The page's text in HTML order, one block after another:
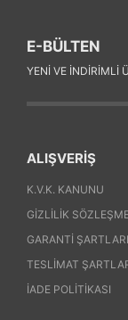
E-BÜLTEN
YENI VE INDIRIMLI
ALIŞVERİŞ
K.V.K. KANUNU
GIZLILIK
GARANTI ŞARTLARI
TESLIMAT
İADE POLITIKASI